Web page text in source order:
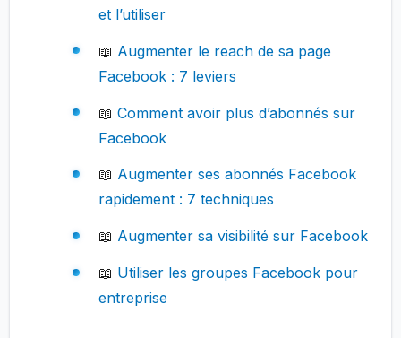
et l’utiliser
📖 Augmenter le reach de sa page
Facebook : 7 leviers
📖 Comment avoir plus d’abonnés sur
Facebook
📖 Augmenter ses abonnés Facebook
rapidement : 7 techniques
📖 Augmenter sa visibilité sur Facebook
📖 Utiliser les groupes Facebook pour
entreprise